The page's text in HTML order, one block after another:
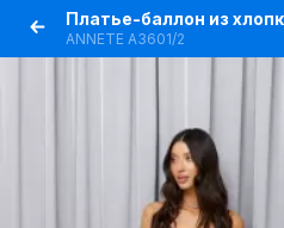
ANNETE A3601/2